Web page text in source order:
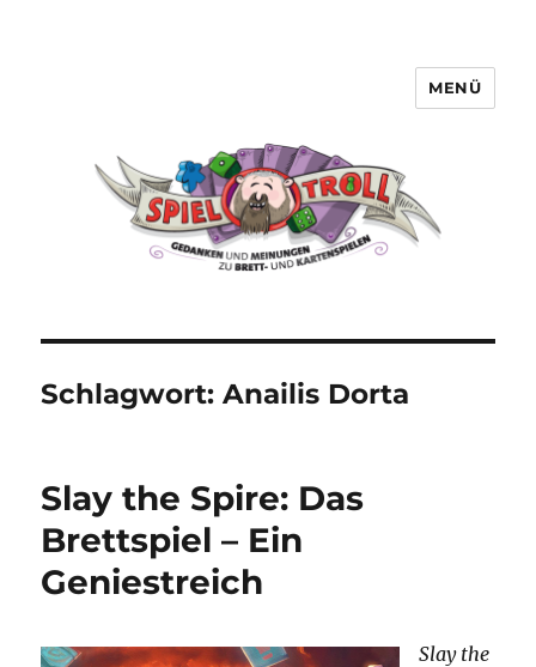
MENÜ
Schlagwort:Anailis Dorta
Slay the Spire: Das
Brettspiel – Ein
Geniestreich
Slay the